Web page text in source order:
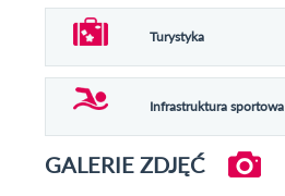
Turystyka
Infrastruktura sportowa
GALERIE ZDJĘĆ